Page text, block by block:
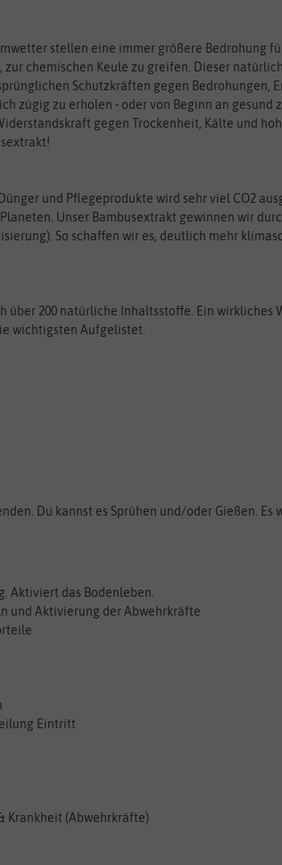
stellen eine immer größere Bedrohung
chemischen Keule zu greifen. Dieser
Schutzkräften gegen Bedrohungen,
zügig zu erholen - oder von Beginn an gesund
gegen Trockenheit, Kälte und
und Pflegeprodukte wird sehr viel CO2
Unser Bambusextrakt gewinnen wir
So schaffen wir es, deutlich mehr
über 200 natürliche Inhaltsstoffe. Ein wirkliches
wichtigsten Aufgelistet.
Du kannst es Sprühen und/oder Gießen. Es
Aktiviert das Bodenleben.
und Aktivierung der Abwehrkräfte
Eintritt
Krankheit (Abwehrkräfte)